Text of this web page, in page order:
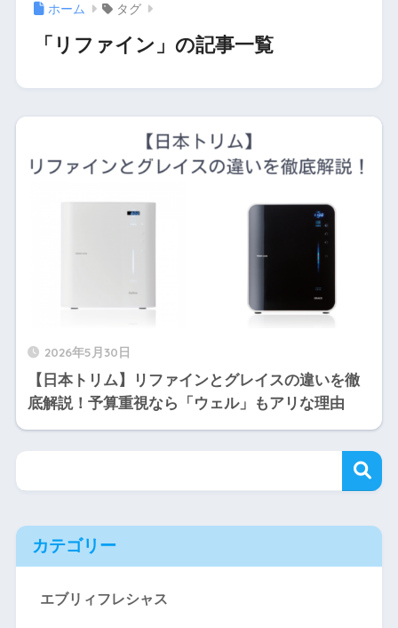
ホーム タグ
「リファイン」の記事一覧
2026年5月30日
【日本トリム】リファインとグレイスの違いを徹
底解説！予算重視なら「ウェル」もアリな理由
カテゴリー
エブリィフレシャス